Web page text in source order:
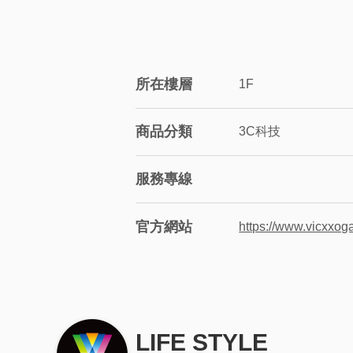
所在樓層 1F
商品分類 3C科技
服務專線
官方網站 https://
LIFE STYLE